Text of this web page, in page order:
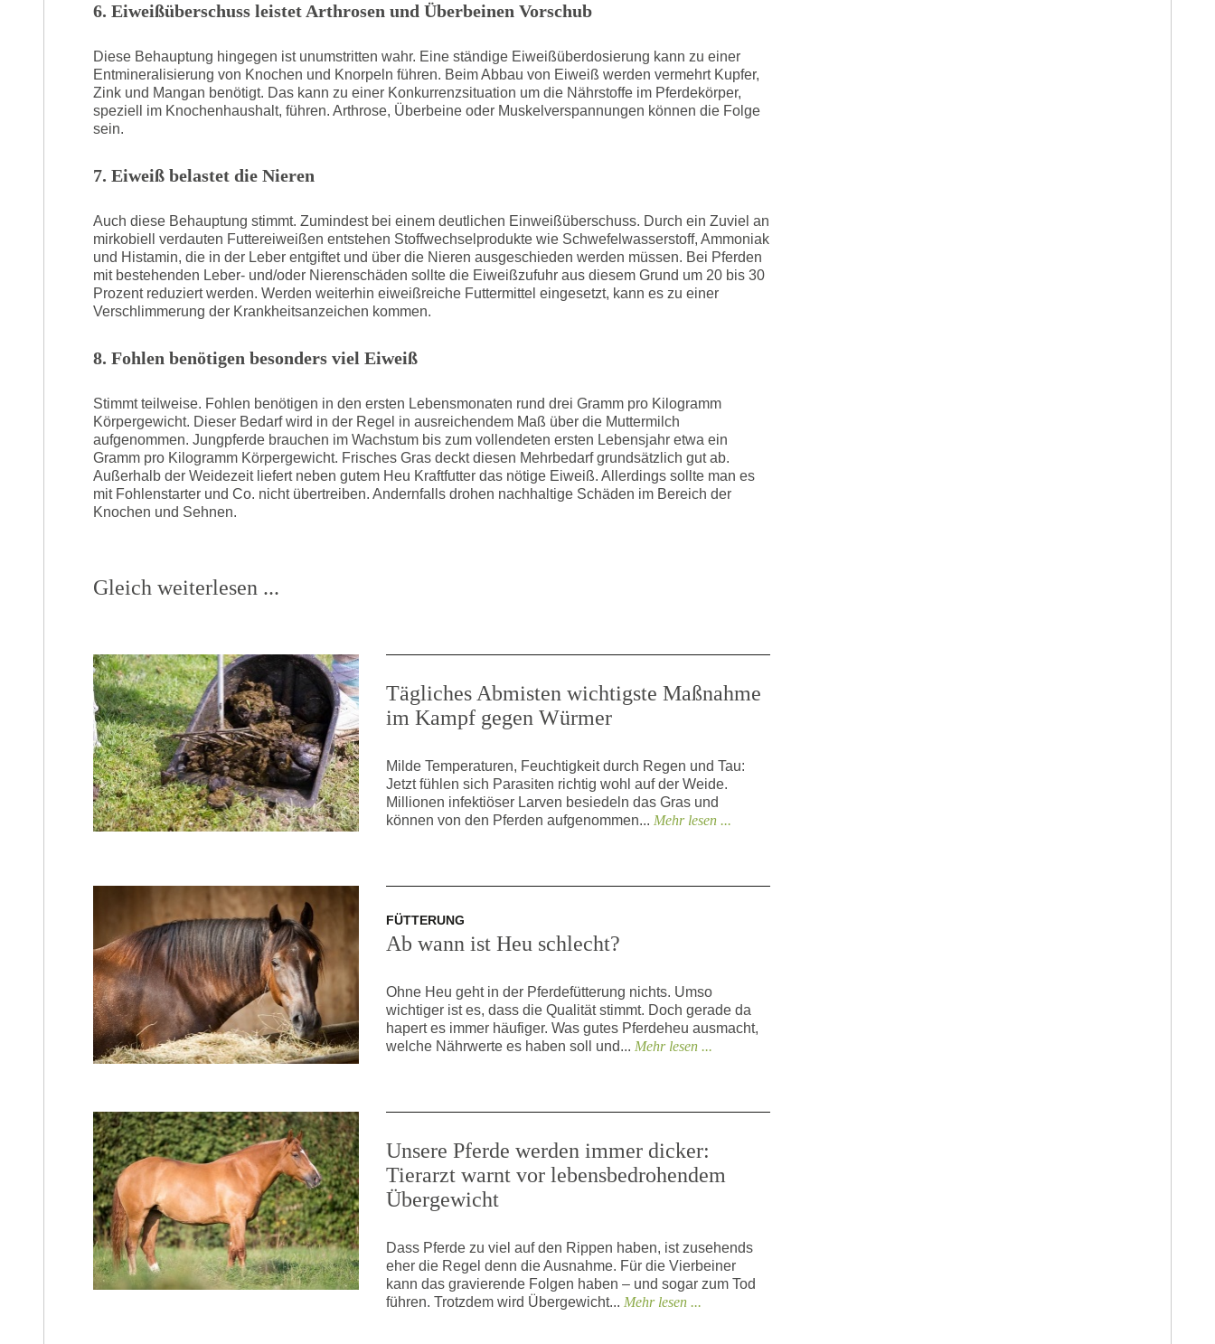
6. Eiweißüberschuss leistet Arthrosen und Überbeinen Vorschub
Diese Behauptung hingegen ist unumstritten wahr. Eine ständige Eiweißüberdosierung kann zu einer
Entmineralisierung von Knochen und Knorpeln führen. Beim Abbau von Eiweiß werden vermehrt Kupfer,
Zink und Mangan benötigt. Das kann zu einer Konkurrenzsituation um die Nährstoffe im Pferdekörper,
speziell im Knochenhaushalt, führen. Arthrose, Überbeine oder Muskelverspannungen können die Folge
sein.
7. Eiweiß belastet die Nieren
Auch diese Behauptung stimmt. Zumindest bei einem deutlichen Einweißüberschuss. Durch ein Zuviel an
mirkobiell verdauten Futtereiweißen entstehen Stoffwechselprodukte wie Schwefelwasserstoff, Ammoniak
und Histamin, die in der Leber entgiftet und über die Nieren ausgeschieden werden müssen. Bei Pferden
mit bestehenden Leber- und/oder Nierenschäden sollte die Eiweißzufuhr aus diesem Grund um 20 bis 30
Prozent reduziert werden. Werden weiterhin eiweißreiche Futtermittel eingesetzt, kann es zu einer
Verschlimmerung der Krankheitsanzeichen kommen.
8. Fohlen benötigen besonders viel Eiweiß
Stimmt teilweise. Fohlen benötigen in den ersten Lebensmonaten rund drei Gramm pro Kilogramm
Körpergewicht. Dieser Bedarf wird in der Regel in ausreichendem Maß über die Muttermilch
aufgenommen. Jungpferde brauchen im Wachstum bis zum vollendeten ersten Lebensjahr etwa ein
Gramm pro Kilogramm Körpergewicht. Frisches Gras deckt diesen Mehrbedarf grundsätzlich gut ab.
Außerhalb der Weidezeit liefert neben gutem Heu Kraftfutter das nötige Eiweiß. Allerdings sollte man es
mit Fohlenstarter und Co. nicht übertreiben. Andernfalls drohen nachhaltige Schäden im Bereich der
Knochen und Sehnen.
Gleich weiterlesen ...
Tägliches Abmisten wichtigste Maßnahme
im Kampf gegen Würmer
Milde Temperaturen, Feuchtigkeit durch Regen und Tau:
Jetzt fühlen sich Parasiten richtig wohl auf der Weide.
Millionen infektiöser Larven besiedeln das Gras und
können von den Pferden aufgenommen...Mehr lesen ...
FÜTTERUNG
Ab wann ist Heu schlecht?
Ohne Heu geht in der Pferdefütterung nichts. Umso
wichtiger ist es, dass die Qualität stimmt. Doch gerade da
hapert es immer häufiger. Was gutes Pferdeheu ausmacht,
welche Nährwerte es haben soll und...Mehr lesen ...
Unsere Pferde werden immer dicker:
Tierarzt warnt vor lebensbedrohendem
Übergewicht
Dass Pferde zu viel auf den Rippen haben, ist zusehends
eher die Regel denn die Ausnahme. Für die Vierbeiner
kann das gravierende Folgen haben – und sogar zum Tod
führen. Trotzdem wird Übergewicht...Mehr lesen ...